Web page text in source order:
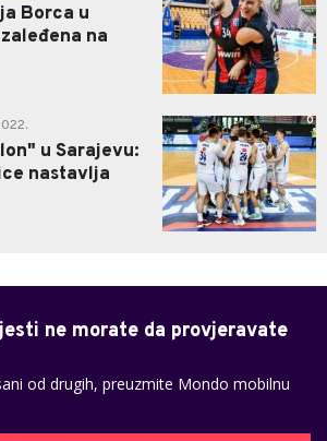
Borca u
na
u Sarajevu:
nastavlja
0
ne morate da provjeravate
od drugih, preuzmite Mondo mobilnu